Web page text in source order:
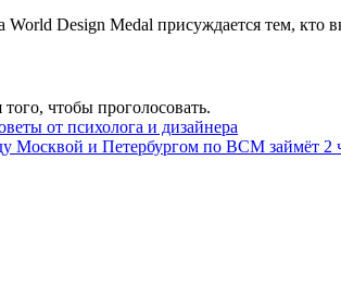
World Design Medal присуждается тем, кто
того, чтобы проголосовать.
от психолога и дизайнера
Москвой и Петербургом по ВСМ займёт 2